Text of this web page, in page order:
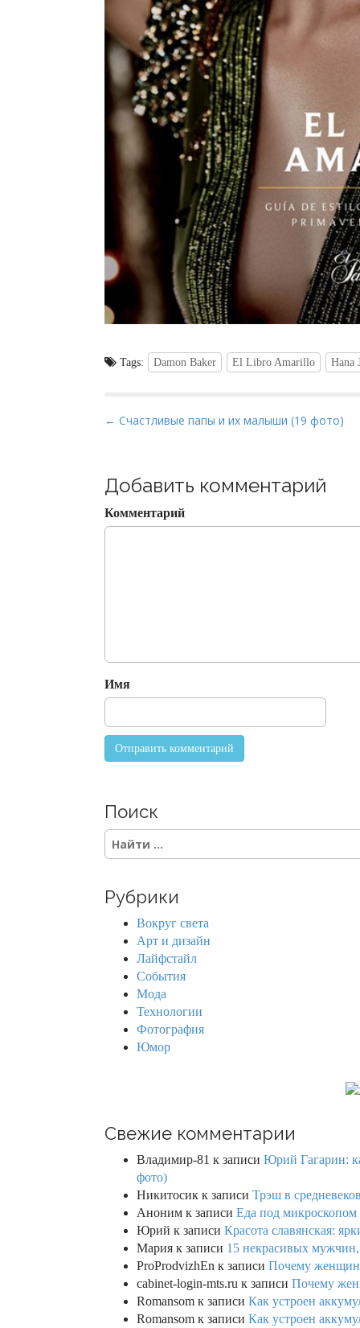
Tags: Damon Baker El Libro Amarillo Hana
P
t
n
a
n
← Счастливые папы и их малыши (19 фото)
Добавить комментарий
Комментарий
Имя
Поиск
S
e
c
Рубрики
Вокруг света
Арт и дизайн
Лайфстайл
События
Мода
Технологии
Фотография
Юмор
Свежие комментарии
Владимир-81 к записи Юрий Гагарин:
фото)
Никитосик к записи Трэш в
Аноним к записи Еда под микроскопом
Юрий к записи Красота славянская:
Мария к записи 15 некрасивых
ProProdvizhEn к записи Почему
cabinet-login-mts.ru к записи Почему
Romansom к записи Как устроен
Romansom к записи Как устроен